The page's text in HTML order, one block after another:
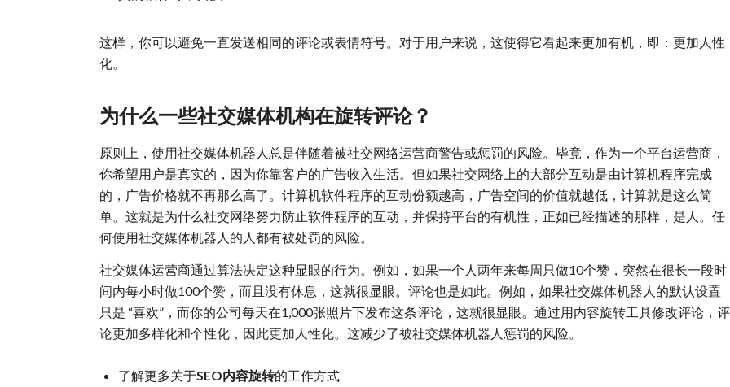
这样，你可以避免一直发送相同的评论或表情符号。对于用户来说，这使得它看起来更加有机，即：更加人性
化。
为什么一些社交媒体机构在旋转评论？
原则上，使用社交媒体机器人总是伴随着被社交网络运营商警告或惩罚的风险。毕竟，作为一个平台运营商，
你希望用户是真实的，因为你靠客户的广告收入生活。但如果社交网络上的大部分互动是由计算机程序完成
的，广告价格就不再那么高了。计算机软件程序的互动份额越高，广告空间的价值就越低，计算就是这么简
单。这就是为什么社交网络努力防止软件程序的互动，并保持平台的有机性，正如已经描述的那样，是人。任
何使用社交媒体机器人的人都有被处罚的风险。
社交媒体运营商通过算法决定这种显眼的行为。例如，如果一个人两年来每周只做10个赞，突然在很长一段时
间内每小时做100个赞，而且没有休息，这就很显眼。评论也是如此。例如，如果社交媒体机器人的默认设置
只是 “喜欢”，而你的公司每天在1,000张照片下发布这条评论，这就很显眼。通过用内容旋转工具修改评论，评
论更加多样化和个性化，因此更加人性化。这减少了被社交媒体机器人惩罚的风险。
了解更多关于SEO内容旋转的工作方式